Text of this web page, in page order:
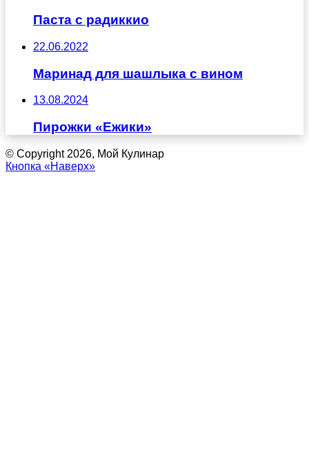
Паста с радиккио
22.06.2022
Маринад для шашлыка с вином
13.08.2024
Пирожки «Ежики»
© Copyright 2026, Мой Кулинар
Кнопка «Наверх»